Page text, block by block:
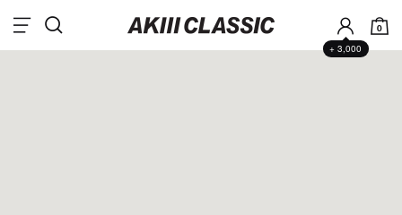
+ 3,000
0